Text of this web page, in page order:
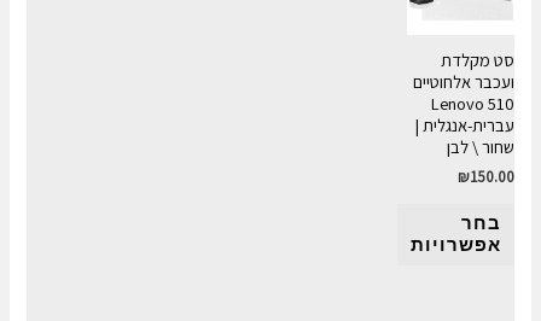
סט מקלדת
ועכבר אלחוטיים
Lenovo 510
עברית-אנגלית |
שחור \ לבן
₪150.00
בחר
אפשרויות